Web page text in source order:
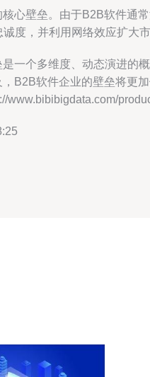
心壁垒。由于B2B软件通
度，并利用网络效应扩大市
一个多维度、动态演进的
B2B软件企业的壁垒将更
www.bibibigdata.com/